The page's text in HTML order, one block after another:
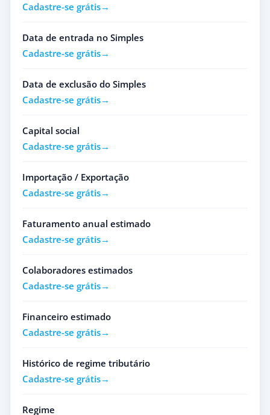
Cadastre-se grátis
Data de entrada no Simples
Cadastre-se grátis
Data de exclusão do Simples
Cadastre-se grátis
Capital social
Cadastre-se grátis
Importação / Exportação
Cadastre-se grátis
Faturamento anual estimado
Cadastre-se grátis
Colaboradores estimados
Cadastre-se grátis
Financeiro estimado
Cadastre-se grátis
Histórico de regime tributário
Cadastre-se grátis
Regime